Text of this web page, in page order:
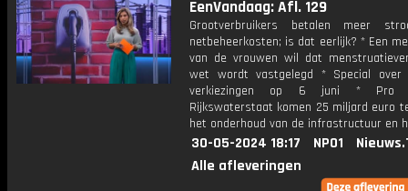
EenVandaag: Afl. 129
Grootverbruikers betalen meer
netbeheerkosten; is dat eerlijk? * Een
van de vrouwen wil dat
wet wordt vastgelegd * Special over
verkiezingen op 6 juni * Pro
Rijkswaterstaat komen 25 miljard euro
het onderhoud van de infrastructuur en
30-05-2024 18:17 NPO1
Alle afleveringen